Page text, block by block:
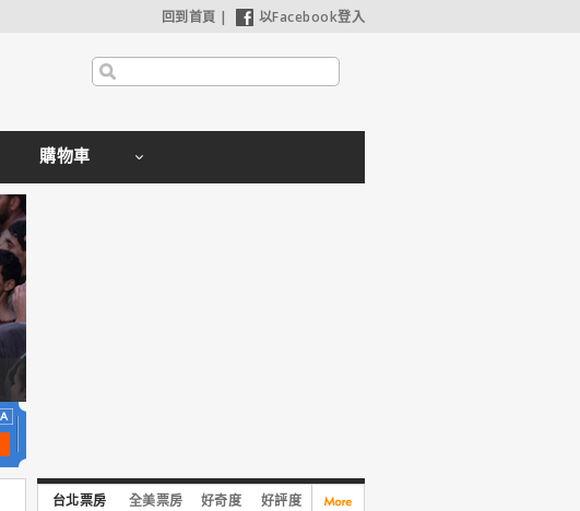
回到首頁 | 以Facebook登入
購物車
台北票房 全美票房 好奇度 好評度